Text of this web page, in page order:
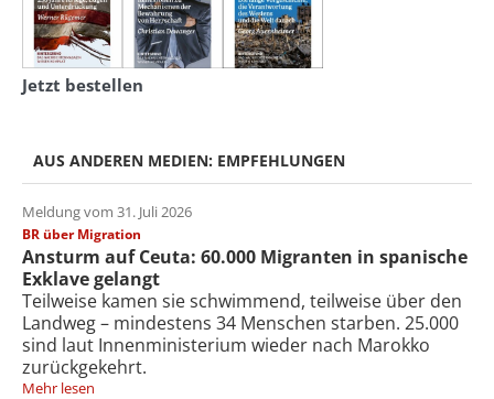
Jetzt bestellen
AUS ANDEREN MEDIEN: EMPFEHLUNGEN
Meldung vom 31. Juli 2026
BR über Migration
Ansturm auf Ceuta: 60.000 Migranten in spanische
Exklave gelangt
Teilweise kamen sie schwimmend, teilweise über den
Landweg – mindestens 34 Menschen starben. 25.000
sind laut Innenministerium wieder nach Marokko
zurückgekehrt.
Mehr lesen